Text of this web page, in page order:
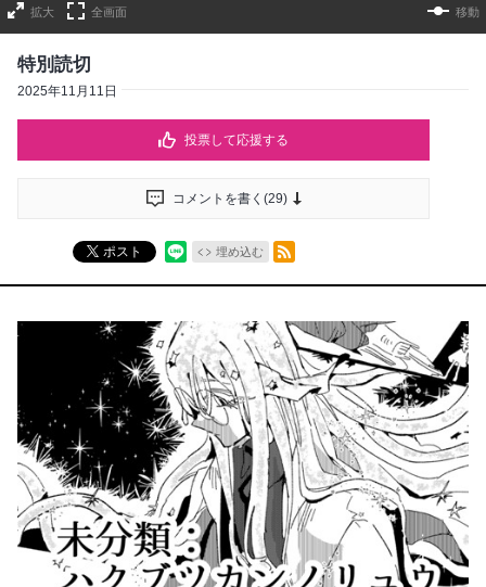
拡大 全画面 移動
特別読切
2025年11月11日
投票して応援する
コメントを書く(29)
ポスト 埋め込む
RSSフィード